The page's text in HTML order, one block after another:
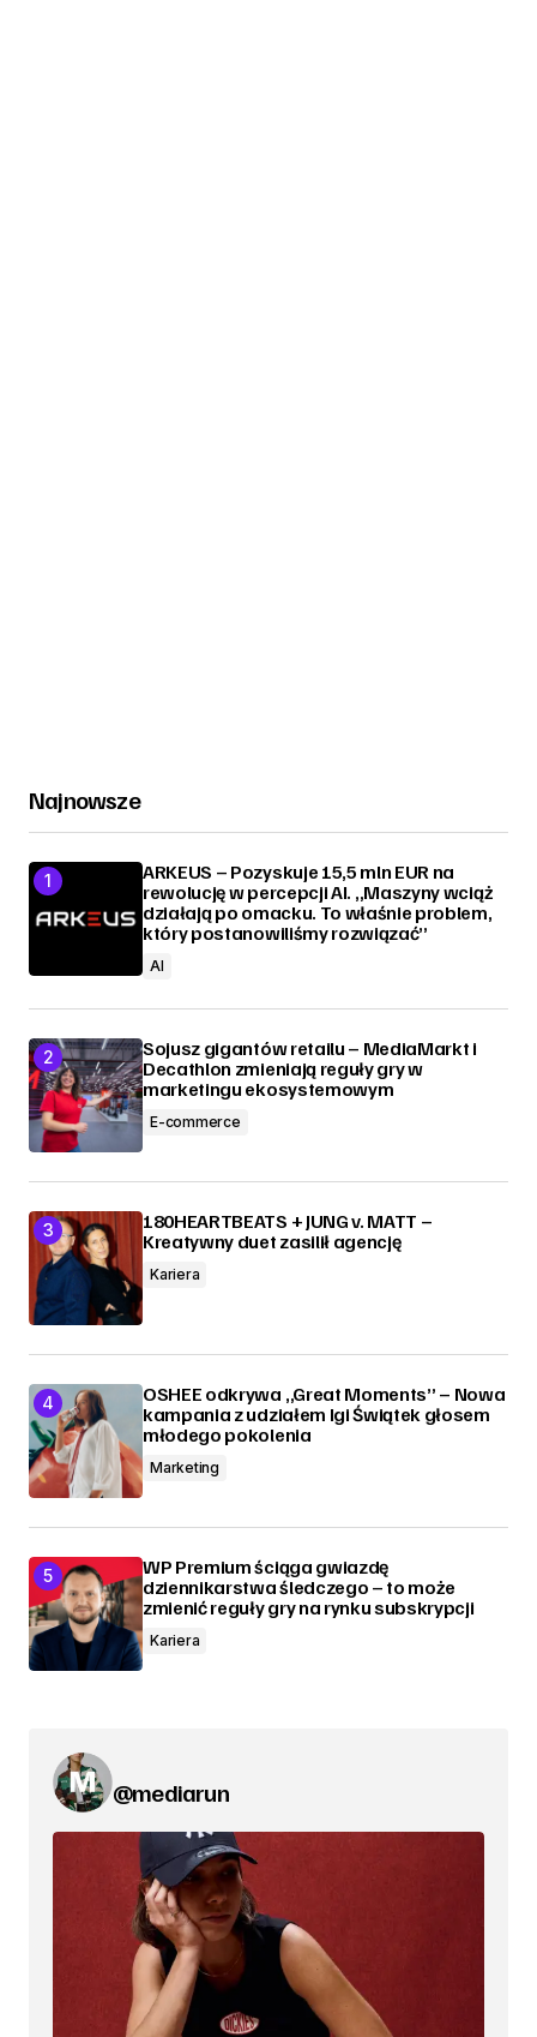
Najnowsze
ARKEUS – Pozyskuje 15,5 mln EUR na
rewolucję w percepcji AI. „Maszyny wciąż
działają po omacku. To właśnie problem,
który postanowiliśmy rozwiązać”
AI
Sojusz gigantów retailu – MediaMarkt i
Decathlon zmieniają reguły gry w
marketingu ekosystemowym
E-commerce
180HEARTBEATS + JUNG v. MATT –
Kreatywny duet zasilił agencję
Kariera
OSHEE odkrywa „Great Moments” – Nowa
kampania z udziałem Igi Świątek głosem
młodego pokolenia
Marketing
WP Premium ściąga gwiazdę
dziennikarstwa śledczego – to może
zmienić reguły gry na rynku subskrypcji
Kariera
@mediarun